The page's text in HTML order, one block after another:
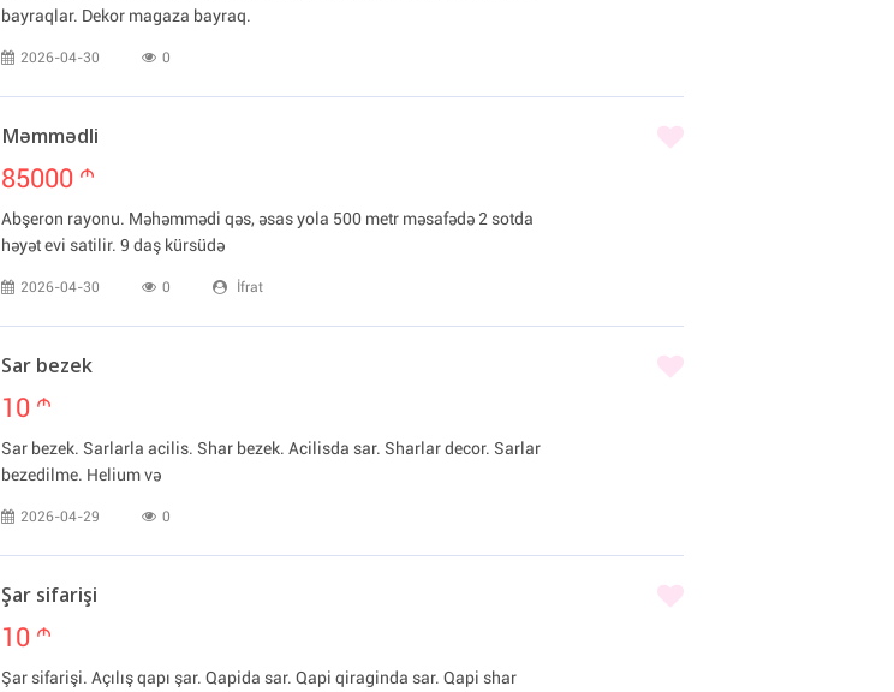
bayraqlar. Dekor magaza bayraq.
2026-04-30 0
Məmmədli
85000 m
Abşeron rayonu. Məhəmmədi qəs, əsas yola 500 metr məsafədə 2 sotda
həyət evi satilir. 9 daş kürsüdə
2026-04-30 0 İfrat
Sar bezek
10 m
Sar bezek. Sarlarla acilis. Shar bezek. Acilisda sar. Sharlar decor. Sarlar
bezedilme. Helium və
2026-04-29 0
Şar sifarişi
10 m
Şar sifarişi. Açılış qapı şar. Qapida sar. Qapi qiraginda sar. Qapi shar